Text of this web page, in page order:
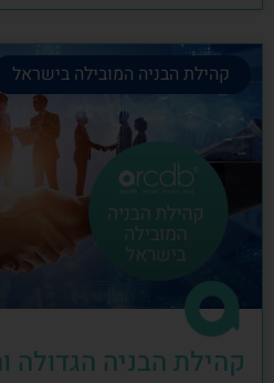
קהילת הבניה המובילה בישראל
קהילת הבניה הגדולה